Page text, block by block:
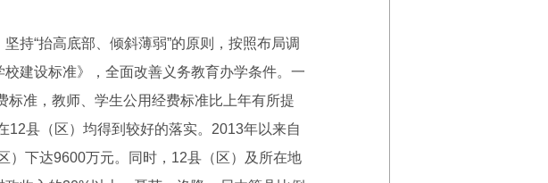
“抬高底部、倾斜薄弱”的原则，按照布局调
建设标准》，全面改善义务教育办学条件。一
准，教师、学生公用经费标准比上年有所提
12县（区）均得到较好的落实。2013年以来自
）下达9600万元。同时，12县（区）及所在地